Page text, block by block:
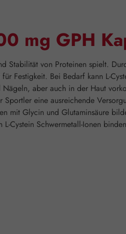
mg GPH
Stabilität von Proteinen spielt.
Festigkeit. Bei Bedarf kann L-
aber auch in der Haut
eine ausreichende
mit Glycin und Glutaminsäure
Cystein Schwermetall-Ionen